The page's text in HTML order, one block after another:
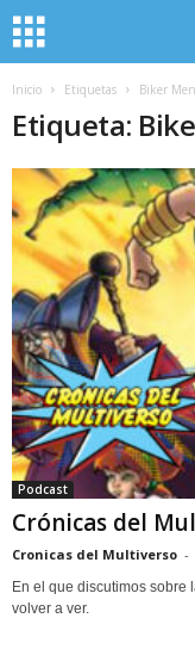
Inicio Etiquetas Biker
Etiqueta:
Podcast
Crónicas del
Cronicas del Multiverso -
En el que discutimos sobre
volver a ver.